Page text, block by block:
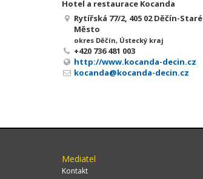
Hotel a restaurace Kocanda
Rytířská 77/2, 405 02 Děčín-Staré
Město
okres Děčín, Ústecký kraj
+420 736 481 003
http://www.kocanda-decin.cz
kocanda@kocanda-decin.cz
Mediatel
Kontakt